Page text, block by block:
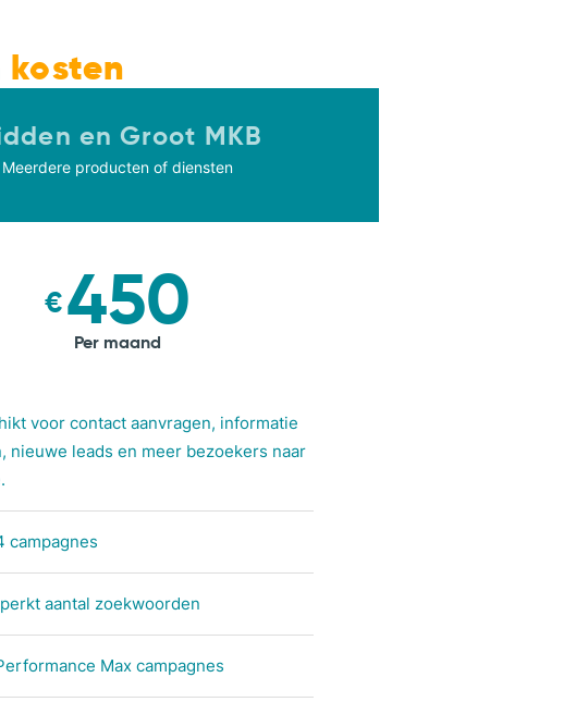
kosten
en Groot MKB
Meerdere producten of diensten
€450
Per maand
voor contact aanvragen, informatie
nieuwe leads en meer bezoekers naar
campagnes
aantal zoekwoorden
Max campagnes